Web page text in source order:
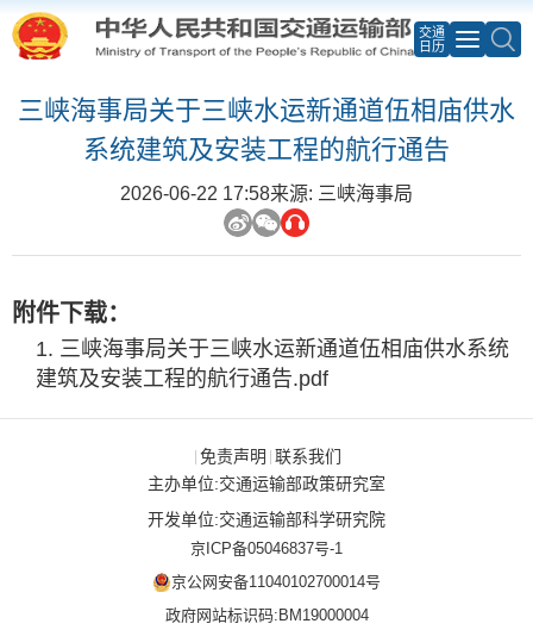
交通
日历
三峡海事局关于三峡水运新通道伍相庙供水
系统建筑及安装工程的航行通告
2026-06-22 17:58来源: 三峡海事局
附件下载：
三峡海事局关于三峡水运新通道伍相庙供水系统
建筑及安装工程的航行通告.pdf
| 免责声明 | 联系我们
主办单位:交通运输部政策研究室
开发单位:交通运输部科学研究院
京ICP备05046837号-1
京公网安备11040102700014号
政府网站标识码:BM19000004